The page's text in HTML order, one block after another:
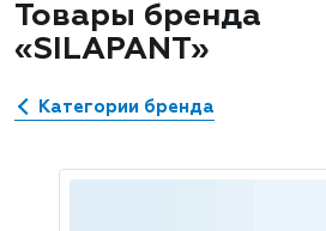
Товары бренда
«SILAPANT»
Категории бренда